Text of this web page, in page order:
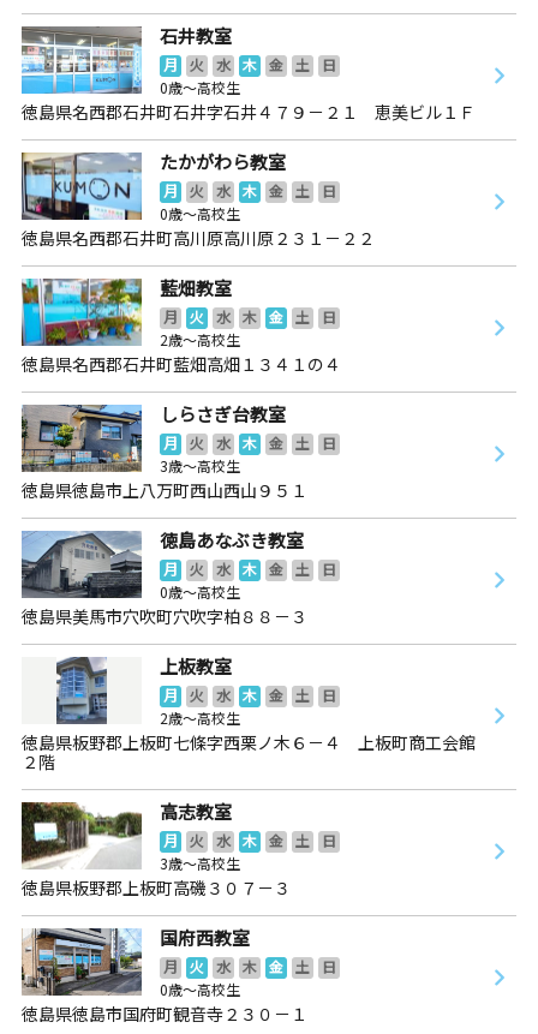
石井教室
月 火 水 木 金 土
日
0歳～高校生
徳島県名西郡石井町石井字石井４７９－２１ 恵美ビル１Ｆ
たかがわら教室
月 火 水 木 金 土
日
0歳～高校生
徳島県名西郡石井町高川原高川原２３１－２２
藍畑教室
月 火 水 木 金 土
日
2歳～高校生
徳島県名西郡石井町藍畑高畑１３４１の４
しらさぎ台教室
月 火 水 木 金 土
日
3歳～高校生
徳島県徳島市上八万町西山西山９５１
徳島あなぶき教室
月 火 水 木 金 土
日
0歳～高校生
徳島県美馬市穴吹町穴吹字柏８８－３
上板教室
月 火 水 木 金 土
日
2歳～高校生
徳島県板野郡上板町七條字西栗ノ木６－４ 上板町商工会館
２階
高志教室
月 火 水 木 金 土
日
3歳～高校生
徳島県板野郡上板町高磯３０７－３
国府西教室
月 火 水 木 金 土
日
0歳～高校生
徳島県徳島市国府町観音寺２３０－１